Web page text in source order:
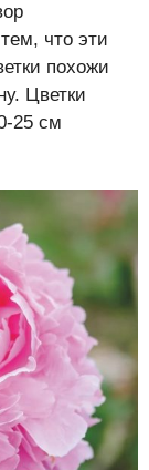
что эти
похожи
Цветки
25 см